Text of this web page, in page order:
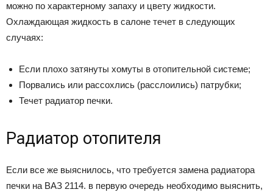
можно по характерному запаху и цвету жидкости.
Охлаждающая жидкость в салоне течет в следующих
случаях:
Если плохо затянуты хомуты в отопительной системе;
Порвались или рассохлись (расслоились) патрубки;
Течет радиатор печки.
Радиатор отопителя
Если все же выяснилось, что требуется замена радиатора
печки на ВАЗ 2114. в первую очередь необходимо выяснить,